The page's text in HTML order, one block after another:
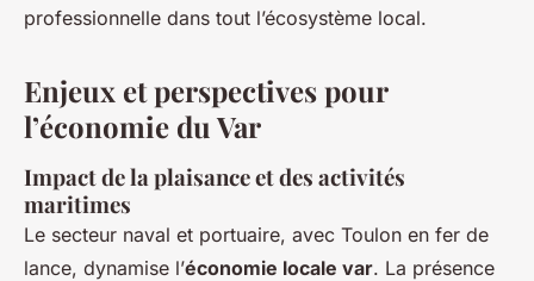
professionnelle dans tout l’écosystème local.
Enjeux et perspectives pour
l’économie du Var
Impact de la plaisance et des activités
maritimes
Le secteur naval et portuaire, avec Toulon en fer de
lance, dynamise l’économie locale var. La présence